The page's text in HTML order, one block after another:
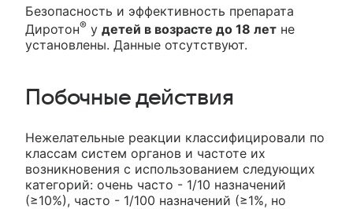
Безопасность и эффективность препарата
Диротон® у детей в возрасте до 18 лет не
установлены. Данные отсутствуют.
Побочные действия
Нежелательные реакции классифицировали по
классам систем органов и частоте их
возникновения с использованием следующих
категорий: очень часто - 1/10 назначений
(≥10%), часто - 1/100 назначений (≥1%, но